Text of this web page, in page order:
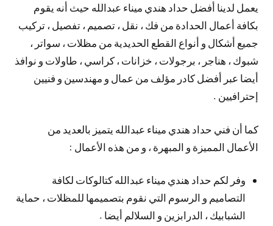
يعمل لدينا أفضل حداد هندي ميناء عبدالله حيث أنه يقوم
بكافة أعمال الحدادة من فك ، نقل ، تصميم ، تفصيل ، تركيب
جميع أشكال و أنواع القطع الحديدية من مظلات ، سواتر ،
شبوك ، هناجر ، برجولات ، خزانات ، كراسي ، طاولات و نوافذ
أيضا عبر أفضل كادر مؤلف من عمال و مهندسين و فنيين
إحترافيين .
كما أن فني حداد هندي ميناء عبدالله يتميز بالعديد من
الأعمال المميزة و المبهرة ، و من هذه الأعمال :
وفر لكم حداد هندي ميناء عبدالله كتالوكات لكافة
التصاميم و الرسوم التي نقوم بتصميمها للمظلات ، حماية
الشبابيك ، الدرابزين و السلالم أيضا .